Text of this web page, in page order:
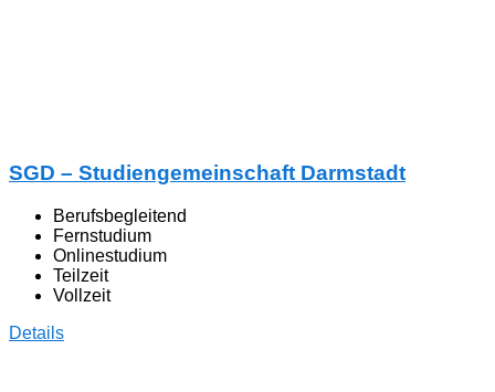
SGD – Studiengemeinschaft Darmstadt
Berufsbegleitend
Fernstudium
Onlinestudium
Teilzeit
Vollzeit
Details